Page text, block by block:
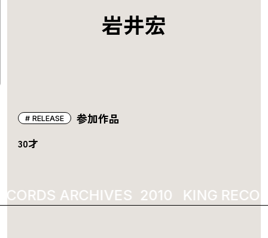
岩井宏
参加作品
RELEASE
30才
ARCHIVES 2010 KING